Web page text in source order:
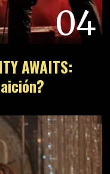
04
AWAITS: